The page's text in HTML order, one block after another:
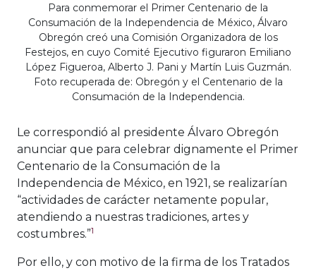
Para conmemorar el Primer Centenario de la
Consumación de la Independencia de México, Álvaro
Obregón creó una Comisión Organizadora de los
Festejos, en cuyo Comité Ejecutivo figuraron Emiliano
López Figueroa, Alberto J. Pani y Martín Luis Guzmán.
Foto recuperada de: Obregón y el Centenario de la
Consumación de la Independencia.
Le correspondió al presidente Álvaro Obregón
anunciar que para celebrar dignamente el Primer
Centenario de la Consumación de la
Independencia de México, en 1921, se realizarían
“actividades de carácter netamente popular,
atendiendo a nuestras tradiciones, artes y
costumbres.”1
Por ello, y con motivo de la firma de los Tratados